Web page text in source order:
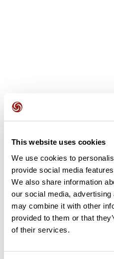
This website uses cookies
We use cookies to
provide social media
We also share information
our social media,
may combine it with other
provided to them or that
of their services.
Opiniones de los usuarios
Este recorrido aún no
completado? ¡Deja la primera
Añadir
Resumen